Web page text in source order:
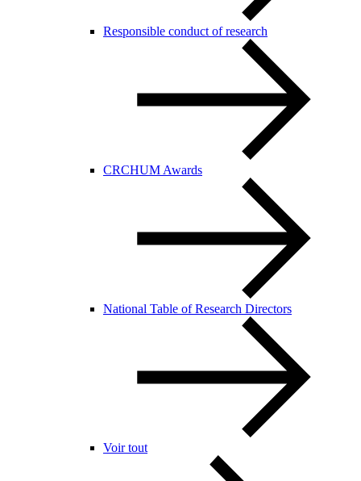
Responsible conduct of research
CRCHUM Awards
National Table of Research Directors
Voir tout